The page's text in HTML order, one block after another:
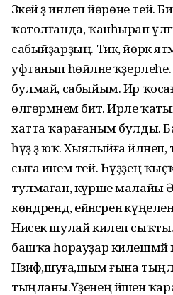
Зәкей ҙә инәлеп йөрөне
ҡотолғанда, ҡанһырап
сабыйҙарҙың. Тик, йөрәк
уфтанып һөйләне ҡәҙерлеһе.
булмай, сабыйым. Ир
өлгөрмәнем бит. Ирле
хатта ҡарағаным булды.
һүҙ ҙә юҡ. Хыялыйға
сыға инем тей. Һүҙҙең
тулмаған, күрше малайы
көндәрендә, ейәнсәренә
Нисек шулай килеп сыҡты.
башҡа һорауҙар килешмәй
Нәзифә,шуға,шым ғына
тыңланы.Үҙенең йәшенә